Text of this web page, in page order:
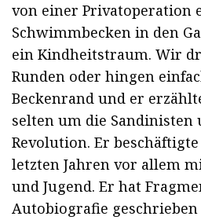
von einer Privatoperation
Schwimmbecken in den
ein Kindheitstraum. Wir
Runden oder hingen
Beckenrand und er
selten um die Sandinisten
Revolution. Er
letzten Jahren vor allem
und Jugend. Er hat
Autobiografie